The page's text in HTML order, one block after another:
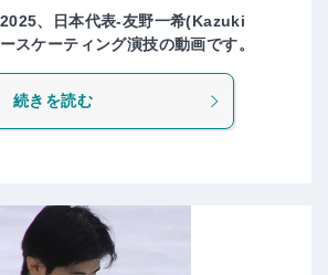
、日本代表-友野一希(Kazuki
スケーティング演技の動画です。
続きを読む